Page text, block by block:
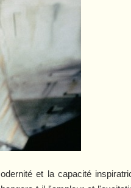
et la capacité